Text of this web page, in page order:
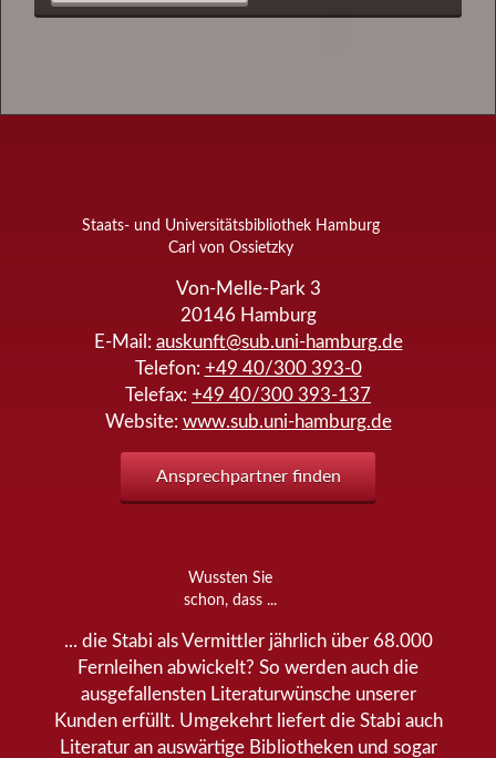
Staats- und Universitätsbibliothek Hamburg
Carl von Ossietzky
Von-Melle-Park 3
20146 Hamburg
E-Mail: auskunft@sub.uni-hamburg.de
Telefon: +49 40/300 393-0
Telefax: +49 40/300 393-137
Website: www.sub.uni-hamburg.de
Ansprechpartner finden
Wussten Sie
schon, dass ...
... die Stabi als Vermittler jährlich über 68.000
Fernleihen abwickelt? So werden auch die
ausgefallensten Literaturwünsche unserer
Kunden erfüllt. Umgekehrt liefert die Stabi auch
Literatur an auswärtige Bibliotheken und sogar